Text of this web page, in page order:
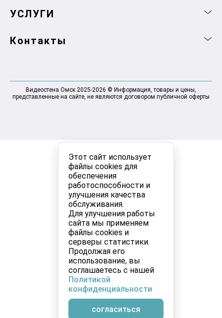
Этот сайт использует
файлы cookies для
обеспечения
работоспособности и
улучшения качества
обслуживания.
Для улучшения работы
сайта мы применяем
файлы cookies и
серверы статистики.
Продолжая его
использование, вы
соглашаетесь с нашей
Политикой
конфиденциальности
согласиться
УСЛУГИ
Контакты
Видеостена Омск 2025-2026 © Информация, товары и цены,
представленные на сайте, не являются договором публичной оферты